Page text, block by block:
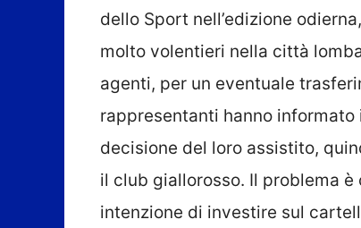
dello Sport nell’edizione
molto volentieri nella città
agenti, per un eventuale
rappresentanti hanno
decisione del loro assistito,
il club giallorosso. Il problema
intenzione di investire sul